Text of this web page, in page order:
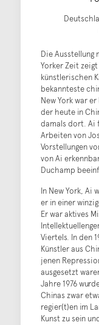
Die Ausstellung
Yorker Zeit
künstlerischen
bekannteste
New York war
der heute in
damals dort. Ai
Arbeiten von
Vorstellungen
von Ai
Duchamp
In New York, Ai
er in einer
Er war aktives
Viertels. In den
Künstler aus
jenen
ausgesetzt
Jahre 1976
Chinas zwar
regier(t)en im
Kunst zu sein